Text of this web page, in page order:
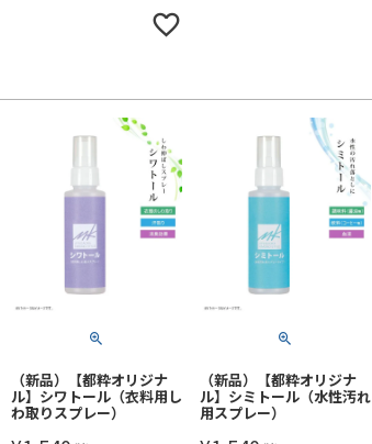
（新品）【都粋オリジナ
ル】シワトール（衣料用し
わ取りスプレー）
（新品）【都粋オリジナ
ル】シミトール（水性汚れ
用スプレー）